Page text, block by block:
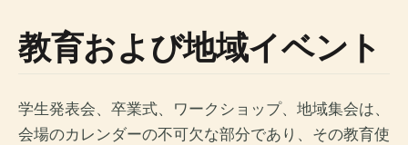
教育および地域イベント
学生発表会、卒業式、ワークショップ、地域集会は、
会場のカレンダーの不可欠な部分であり、その教育使